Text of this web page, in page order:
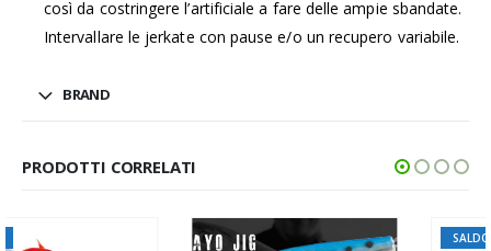
così da costringere l’artificiale a fare delle ampie sbandate.
Intervallare le jerkate con pause e/o un recupero variabile.
BRAND
PRODOTTI CORRELATI
SALDO